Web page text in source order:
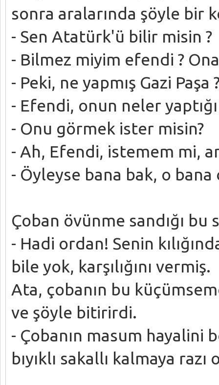
sonra aralarında şöyle bir
- Sen Atatürk'ü bilir misin ?
- Bilmez miyim efendi ?
- Peki, ne yapmış Gazi Paşa
- Efendi, onun neler
- Onu görmek ister misin?
- Ah, Efendi, istemem mi,
- Öyleyse bana bak, o bana
Çoban övünme sandığı
- Hadi ordan! Senin
bile yok, karşılığını vermiş.
Ata, çobanın bu
ve şöyle bitirirdi.
- Çobanın masum hayalini
bıyıklı sakallı kalmaya razı